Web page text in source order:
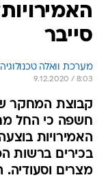
סייבר
מערכת וואלה טכנולוגיה
9.12.2020 / 8:03
קבוצת המחקר
חשפה כי החל
האמירויות
בכירים ברשות
מצרים וסעודיה.